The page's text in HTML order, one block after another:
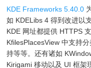
KDE Frameworks 5.40.0
如 KDELibs 4 得到改进以
KDE 网址都提供 HTTPS
KfilesPlacesView 中支持
持等等。还有诸如
Kirigami 移动以及 UI 框架